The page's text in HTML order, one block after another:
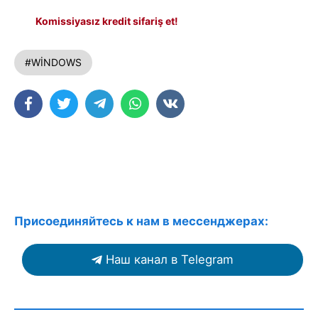
Komissiyasız kredit sifariş et!
#WİNDOWS
Присоединяйтесь к нам в мессенджерах:
Наш канал в Telegram